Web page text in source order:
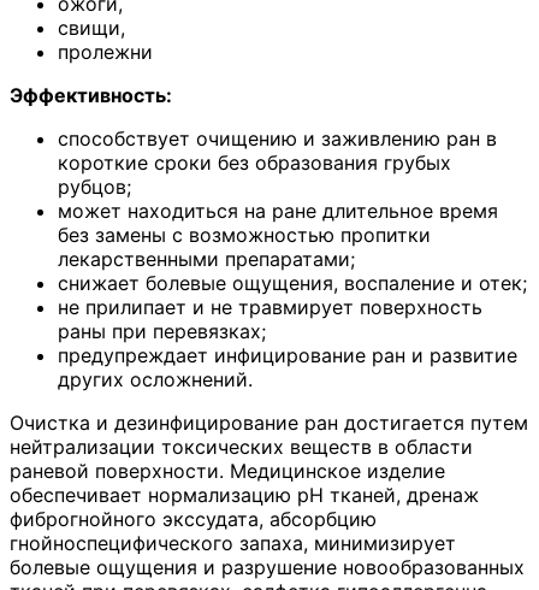
свищи,
пролежни
Эффективность:
способствует очищению и заживлению ран в
короткие сроки без образования грубых
рубцов;
может находиться на ране длительное время
без замены с возможностью пропитки
лекарственными препаратами;
снижает болевые ощущения, воспаление и отек;
не прилипает и не травмирует поверхность
раны при перевязках;
предупреждает инфицирование ран и развитие
других осложнений.
Очистка и дезинфицирование ран достигается путем
нейтрализации токсических веществ в области
раневой поверхности. Медицинское изделие
обеспечивает нормализацию pH тканей, дренаж
фиброгнойного экссудата, абсорбцию
гнойноспецифического запаха, минимизирует
болевые ощущения и разрушение новообразованных